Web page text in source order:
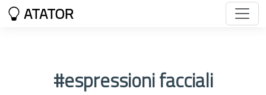
ATATOR
#espressioni facciali